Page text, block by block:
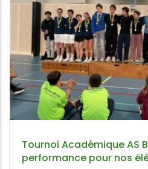
Tournoi Académique AS
performance pour nos